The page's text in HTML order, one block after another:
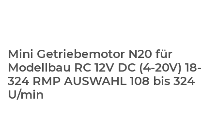
Mini Getriebemotor N20 für
Modellbau RC 12V DC (4-20V) 18-
324 RMP AUSWAHL 108 bis 324
U/min